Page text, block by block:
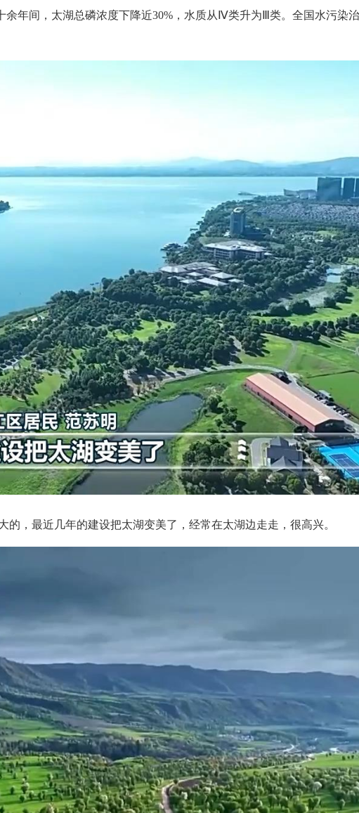
年间，太湖总磷浓度下降近30%，水质从Ⅳ类升为Ⅲ类。全国水污染
，最近几年的建设把太湖变美了，经常在太湖边走走，很高兴。